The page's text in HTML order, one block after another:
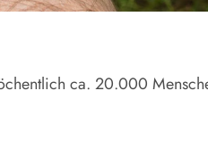
ca. 20.000